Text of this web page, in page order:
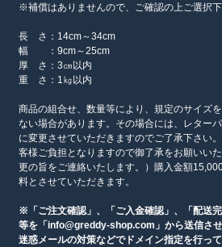
※補償はありませんので、ご確認の上ご選択
長 さ：14cm～34cm
幅 ：9cm～25cm
厚 さ：3㎝以内
重 さ：1㎏以内
商品の組合せ、数量等により、規定のサイズ
ない場合があります。その場合には、レター
に変更させていただきますのでご了承下さい
客様ご負担となりますので御了承をお願いい
更の旨をご連絡いたします。）購入金額
料とさせていただきます。
※「ご注文確認」、「ご入金確認」、「配送
等を「info@greddy-shop.com」から送信させ
迷惑メールの対策などでドメイン指定を行っ